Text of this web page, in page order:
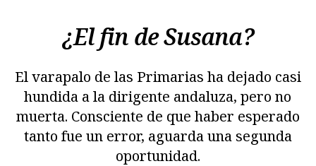
¿El fin de Susana?
El varapalo de las Primarias ha dejado casi
hundida a la dirigente andaluza, pero no
muerta. Consciente de que haber esperado
tanto fue un error, aguarda una segunda
oportunidad.